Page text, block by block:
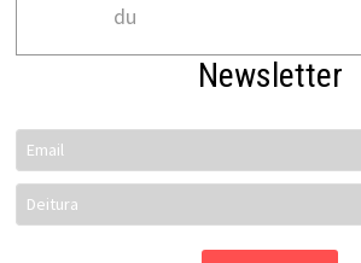
du
Newsletter